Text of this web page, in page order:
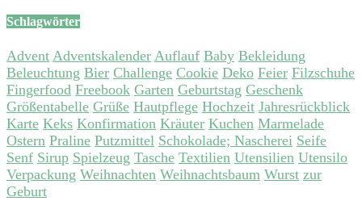
Schlagwörter
Advent Adventskalender Auflauf Baby Bekleidung
Beleuchtung Bier Challenge Cookie Deko Feier Filzschuhe
Fingerfood Freebook Garten Geburtstag Geschenk
Größentabelle Grüße Hautpflege Hochzeit Jahresrückblick
Karte Keks Konfirmation Kräuter Kuchen Marmelade
Ostern Praline Putzmittel Schokolade; Nascherei Seife
Senf Sirup Spielzeug Tasche Textilien Utensilien Utensilo
Verpackung Weihnachten Weihnachtsbaum Wurst zur
Geburt